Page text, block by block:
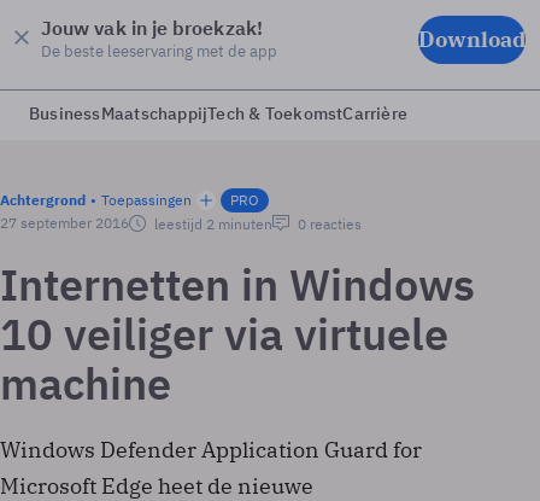
Jouw vak in je broekzak!
De beste leeservaring met de app Download
BusinessMaatschappijTech & ToekomstCarrière
Achtergrond Toepassingen
PRO
27 september 2016
leestijd 2 minuten 0 reacties
Internetten in Windows
10 veiliger via virtuele
machine
Windows Defender Application Guard for
Microsoft Edge heet de nieuwe